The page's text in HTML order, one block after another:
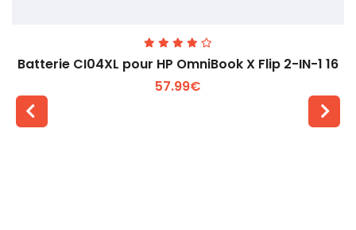
Batterie CI04XL pour HP OmniBook X Flip 2-IN-1 16
57.99€